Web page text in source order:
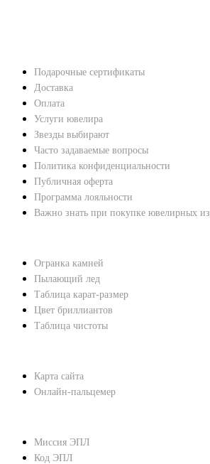
Подарочные сертификаты
Доставка
Оплата
Услуги ювелира
Звезды выбирают
Часто задаваемые вопросы
Политика конфиденциальности
Публичная оферта
Программа лояльности
Важно знать при покупке ювелирных
Огранка камней
Пылающий лед
Таблица карат-размер
Цвет бриллиантов
Таблица чистоты
Карта сайта
Онлайн-пальцемер
Миссия ЭПЛ
Код ЭПЛ